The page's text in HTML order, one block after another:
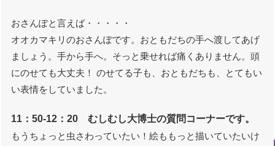
おさんぽと言えば・・・・・
オオカマキリのおさんぽです。おともだちの手へ渡してあげ
ましょう。手から手へ。そっと乗せれば痛くありません。頭
にのせても大丈夫！ のせてる子も、おともだちも、とてもい
い表情をしていました。
11：50-12：20 むしむし大博士の質問コーナーです。
もうちょっと虫さわっていたい！絵ももっと描いていたいけ